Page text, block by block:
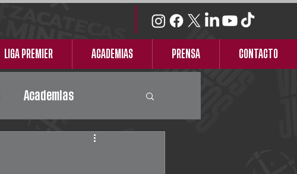
LIGA PREMIER ACADEMIAS PRENSA CONTACTO
Academias